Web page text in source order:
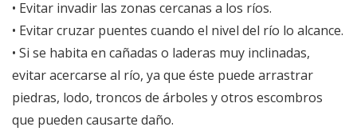
• Evitar invadir las zonas cercanas a los ríos.
• Evitar cruzar puentes cuando el nivel del río lo alcance.
• Si se habita en cañadas o laderas muy inclinadas,
evitar acercarse al río, ya que éste puede arrastrar
piedras, lodo, troncos de árboles y otros escombros
que pueden causarte daño.